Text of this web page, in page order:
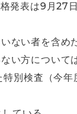
発表は9月27日
ない者を含
方について
別検査（今